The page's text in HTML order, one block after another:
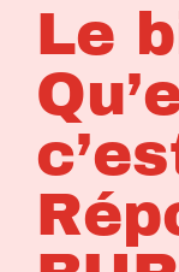
Le